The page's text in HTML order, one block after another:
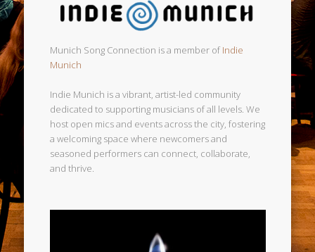
Munich Song Connection is a member ofIndie
Munich
Indie Munich is a vibrant, artist-led community
dedicated to supporting musicians of all levels. We
host open mics and events across the city, fostering
a welcoming space where newcomers and
seasoned performers can connect, collaborate,
and thrive.